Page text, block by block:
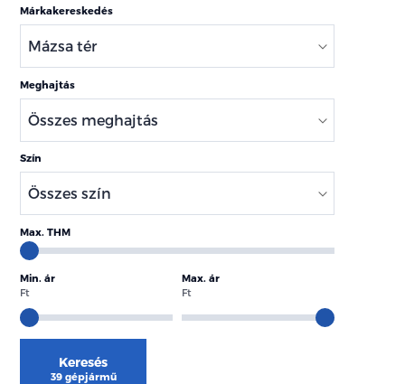
Márkakereskedés
Meghajtás
Szín
Max. THM
Min. ár
Ft
Max. ár
Ft
Keresés
39 gépjármű